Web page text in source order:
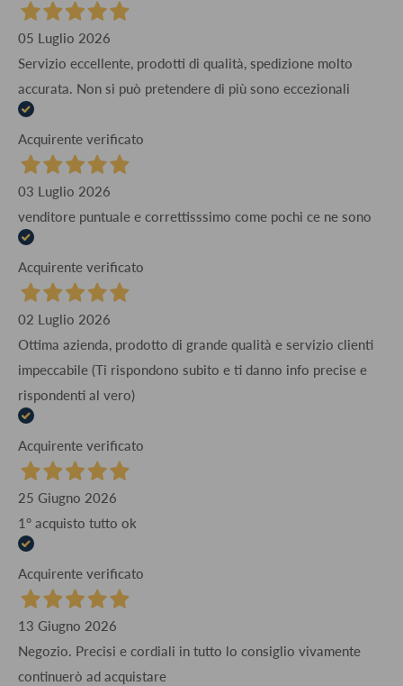
05 Luglio 2026
Servizio eccellente, prodotti di qualità, spedizione molto
accurata. Non si può pretendere di più sono eccezionali
Acquirente verificato
03 Luglio 2026
venditore puntuale e correttisssimo come pochi ce ne sono
Acquirente verificato
02 Luglio 2026
Ottima azienda, prodotto di grande qualità e servizio clienti
impeccabile (Ti rispondono subito e ti danno info precise e
rispondenti al vero)
Acquirente verificato
25 Giugno 2026
1° acquisto tutto ok
Acquirente verificato
13 Giugno 2026
Negozio. Precisi e cordiali in tutto lo consiglio vivamente
continuerò ad acquistare